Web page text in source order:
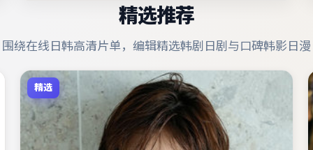
精选推荐
围绕在线日韩高清片单，编辑精选韩剧日剧与口碑韩影日漫
精选